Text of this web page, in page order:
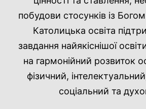
побудови стосунків із
Католицька освіта
завдання найякіснішої
на гармонійний розвиток
фізичний,
соціальний та